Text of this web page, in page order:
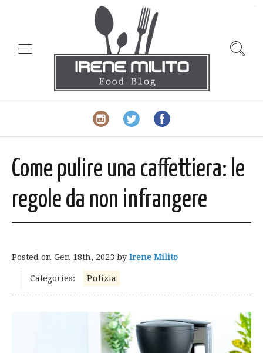
Come pulire una caffettiera: le
regole da non infrangere
Posted on Gen 18th, 2023 by Irene Milito
Categories: Pulizia